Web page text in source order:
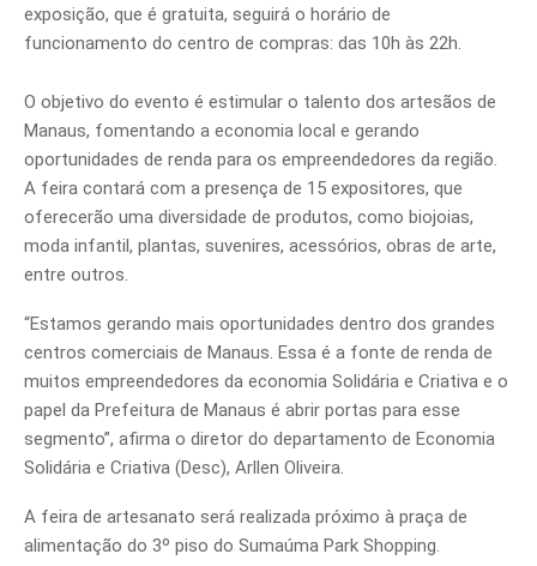
exposição, que é gratuita, seguirá o horário de
funcionamento do centro de compras: das 10h às 22h.
O objetivo do evento é estimular o talento dos artesãos de
Manaus, fomentando a economia local e gerando
oportunidades de renda para os empreendedores da região.
A feira contará com a presença de 15 expositores, que
oferecerão uma diversidade de produtos, como biojoias,
moda infantil, plantas, suvenires, acessórios, obras de arte,
entre outros.
“Estamos gerando mais oportunidades dentro dos grandes
centros comerciais de Manaus. Essa é a fonte de renda de
muitos empreendedores da economia Solidária e Criativa e o
papel da Prefeitura de Manaus é abrir portas para esse
segmento”, afirma o diretor do departamento de Economia
Solidária e Criativa (Desc), Arllen Oliveira.
A feira de artesanato será realizada próximo à praça de
alimentação do 3º piso do Sumaúma Park Shopping.